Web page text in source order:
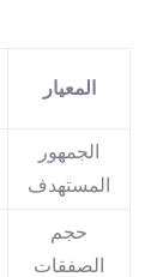
المعيار
الجمهور
المستهدف
حجم
الصفقات